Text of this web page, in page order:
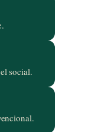
social.